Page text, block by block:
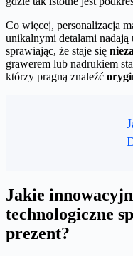
Co więcej, personalizacja
unikalnymi detalami
sprawiając, że staje się
grawerem lub nadrukiem
którzy pragną znaleźć
Jakie
technologiczne
prezent?